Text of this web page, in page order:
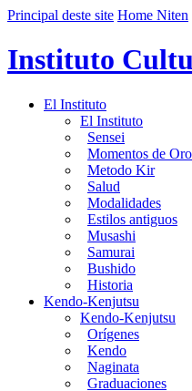
Principal deste site Home Niten
Instituto
El Instituto
El Instituto
Sensei
Momentos de Oro
Metodo Kir
Salud
Modalidades
Estilos antiguos
Musashi
Samurai
Bushido
Historia
Kendo-Kenjutsu
Kendo-Kenjutsu
Orígenes
Kendo
Naginata
Graduaciones